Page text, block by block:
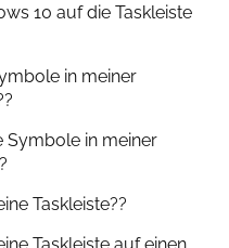
10 auf die Taskleiste
in meiner
Symbole in meiner
Taskleiste??